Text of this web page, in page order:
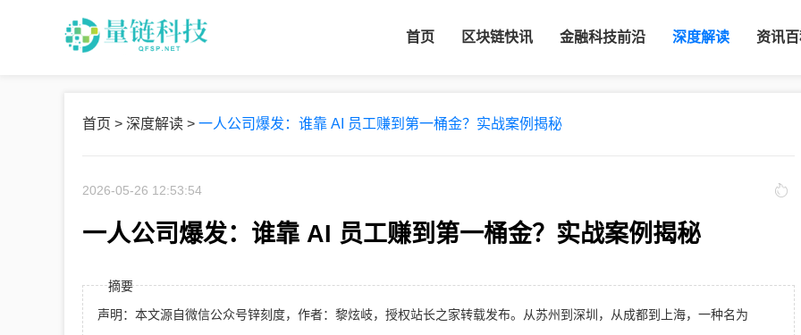
首页 区块链快讯 金融科技前沿 深度解读 资讯
首页 > 深度解读 > 一人公司爆发：谁靠 AI 员工赚到第一桶金？实战案例揭秘
2026-05-26 12:53:54
一人公司爆发：谁靠 AI 员工赚到第一桶金？实战案例揭秘
摘要
声明：本文源自微信公众号锌刻度，作者：黎炫岐，授权站长之家转载发布。从苏州到深圳，从成都到上海，一种名为